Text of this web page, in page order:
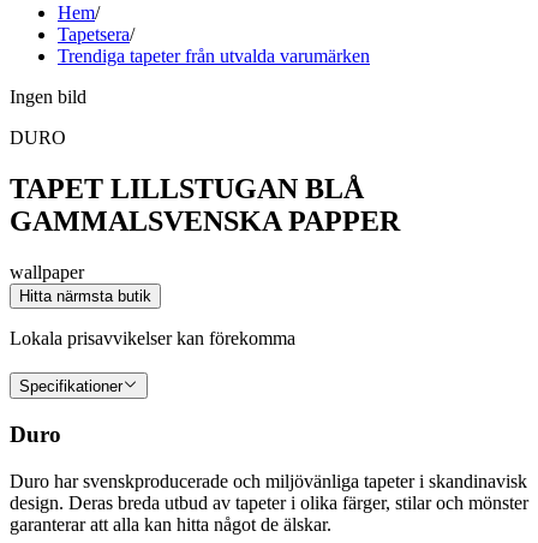
Hem/
Tapetsera/
Trendiga tapeter från utvalda varumärken
Ingen bild
DURO
TAPET LILLSTUGAN BLÅ
GAMMALSVENSKA PAPPER
wallpaper
Hitta närmsta butik
Lokala prisavvikelser kan förekomma
Specifikationer
Duro
Duro har svenskproducerade och miljövänliga tapeter i skandinavisk
design. Deras breda utbud av tapeter i olika färger, stilar och mönster
garanterar att alla kan hitta något de älskar.